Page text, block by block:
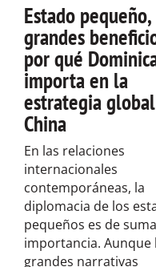
Estado pequeño,
grandes
por qué
importa en la
estrategia
China
En las relaciones
internacionales
contemporáneas, la
diplomacia de los
pequeños es de suma
importancia. Aunque
grandes narrativas